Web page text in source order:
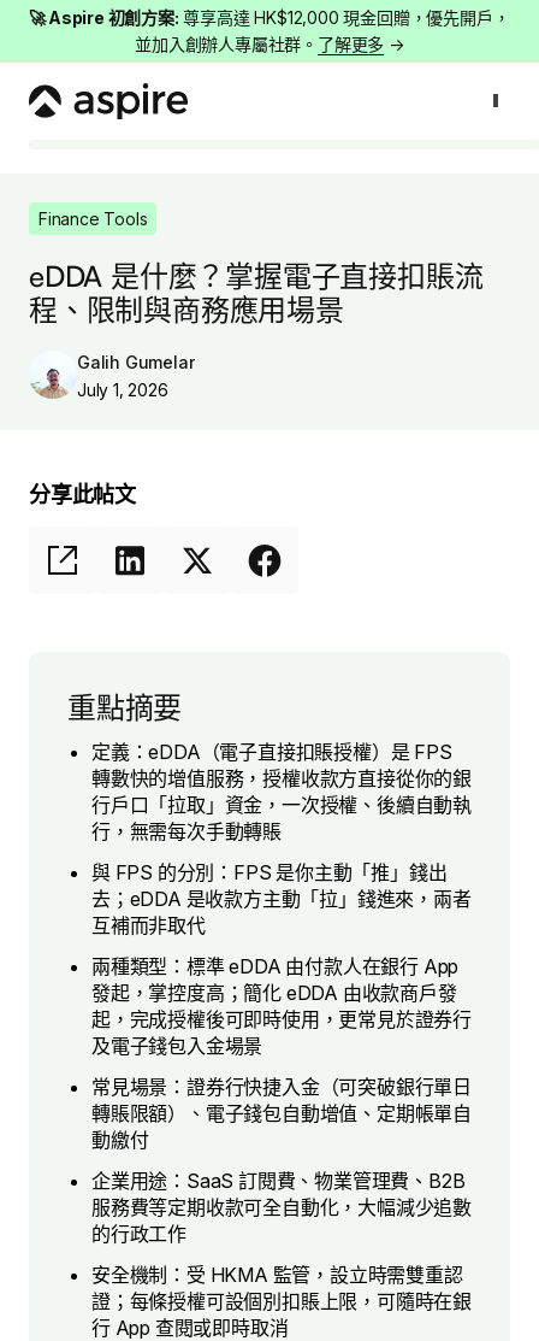
🚀 Aspire 初創方案: 尊享高達 HK$12,000 現金回贈，優先開戶，
並加入創辦人專屬社群。 了解更多 →
Finance Tools eDDA 是什麼？掌握電子直接扣賬流程、限制與商務應用場景
Finance Tools
eDDA 是什麼？掌握電子直接扣賬流
程、限制與商務應用場景
Galih Gumelar
July 1, 2026
分享此帖文
重點摘要
定義：eDDA（電子直接扣賬授權）是 FPS
轉數快的增值服務，授權收款方直接從你的銀
行戶口「拉取」資金，一次授權、後續自動執
行，無需每次手動轉賬
與 FPS 的分別：FPS 是你主動「推」錢出
去；eDDA 是收款方主動「拉」錢進來，兩者
互補而非取代
兩種類型：標準 eDDA 由付款人在銀行 App
發起，掌控度高；簡化 eDDA 由收款商戶發
起，完成授權後可即時使用，更常見於證券行
及電子錢包入金場景
常見場景：證券行快捷入金（可突破銀行單日
轉賬限額）、電子錢包自動增值、定期帳單自
動繳付
企業用途：SaaS 訂閱費、物業管理費、B2B
服務費等定期收款可全自動化，大幅減少追數
的行政工作
安全機制：受 HKMA 監管，設立時需雙重認
證；每條授權可設個別扣賬上限，可隨時在銀
行 App 查閱或即時取消